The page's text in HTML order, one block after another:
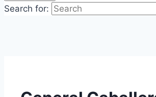
Search for: